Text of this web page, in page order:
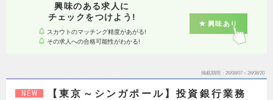
興味のある求人に
チェックをつけよう!
スカウトのマッチング精度があがる!
その求人への合格可能性がわかる!
興味あり
掲載期間 26/08/07～26/08/20
NEW
【東京～シンガポール】投資銀行業務